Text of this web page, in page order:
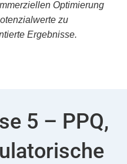
Optimierung
zu
Ergebnisse.
5 – PPQ,